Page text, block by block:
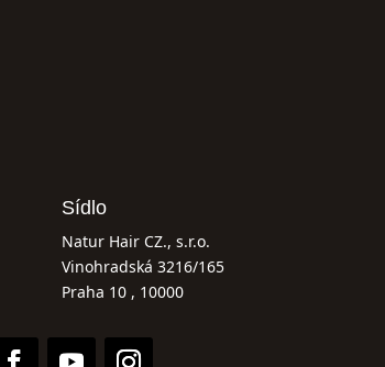
Sídlo
Natur Hair CZ., s.r.o.
Vinohradská 3216/165
Praha 10 , 10000